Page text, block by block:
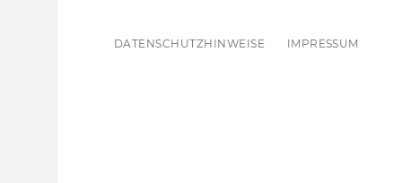
DATENSCHUTZHINWEISE IMPRESSUM